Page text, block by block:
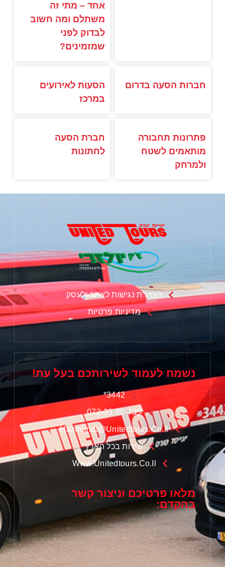
אחד – מתי זה
משתלם ומה חשוב
לבדוק לפני
שמזמינים?
חברות הסעה בדרום
הסעות לאירועים
במרכז
פתרונות תחבורה
מותאמים לשטח
ולמרחק
חברת הסעה
לחתונות
הצהרת נגישות לאתר ולעסק
מדיניות פרטיות
נשמח לעמוד לשירותכם בעל עת!
3442*
072-33-80-735
Hazmanot@unitedtours.co.il
שירות בכל הארץ
Www.unitedtours.co.il
מלאו פרטיכם וניצור קשר
בהקדם: